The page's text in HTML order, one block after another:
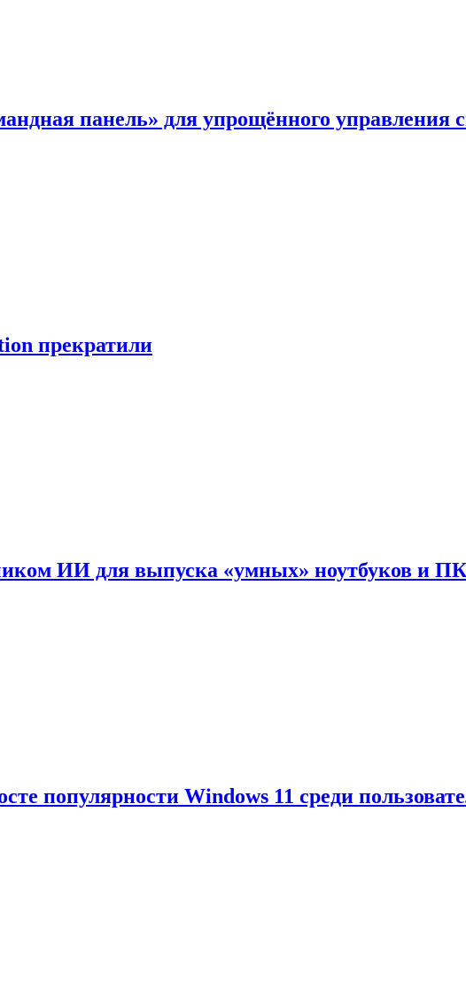
панель» для упрощённого управления
прекратили
ИИ для выпуска «умных» ноутбуков и ПК
популярности Windows 11 среди